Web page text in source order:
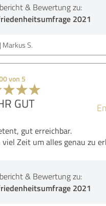
& Bewertung zu:
2021
Markus S.
von 5
GUT
gut erreichbar.
Zeit um alles genau zu
& Bewertung zu:
2021